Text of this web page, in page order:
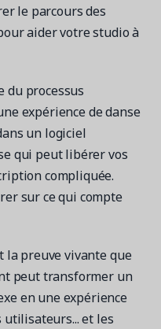
le parcours des
aider votre studio à
du processus
expérience de danse
un logiciel
qui peut libérer vos
compliquée.
sur ce qui compte
la preuve vivante que
peut transformer un
en une expérience
et les